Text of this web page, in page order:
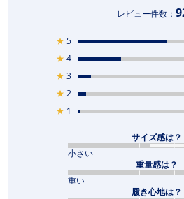
レビュー件数：
★ 5
★ 4
★ 3
★ 2
★ 1
サイズ感は？
小さい
重量感は？
重い
履き心地は？